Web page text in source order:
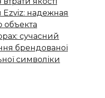
надежная
объекта
сучасний
брендованої
символіки